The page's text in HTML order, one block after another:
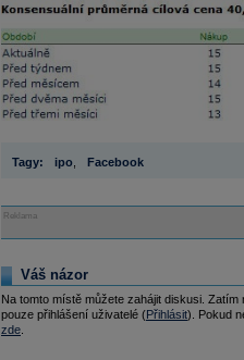
Tagy: ipo, Facebook
Reklama
Váš názor
Na tomto místě můžete zahájit diskusi.
pouze přihlášení uživatelé (Přihlásit). Pokud
zde.